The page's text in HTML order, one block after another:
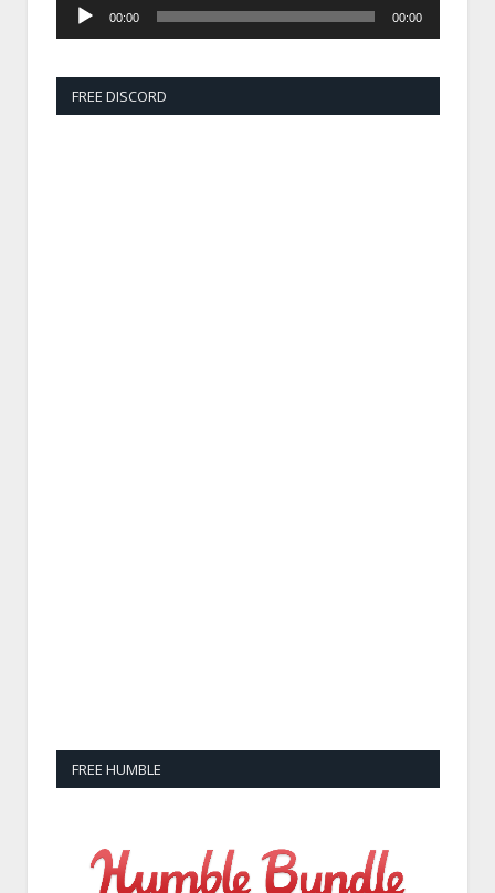
00:00 00:00
FREE DISCORD
FREE HUMBLE